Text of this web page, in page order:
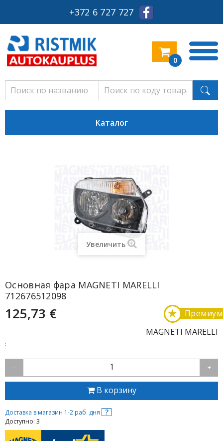
+372 6 727 727
0
Каталог
Увеличить
Основная фара MAGNETI MARELLI
712676512098
125,73 € Премиум
★
MAGNETI MARELLI
:
- 1 +
В корзину
Доставка в магазин 1-2 раб. дня ?
Доступно: 3